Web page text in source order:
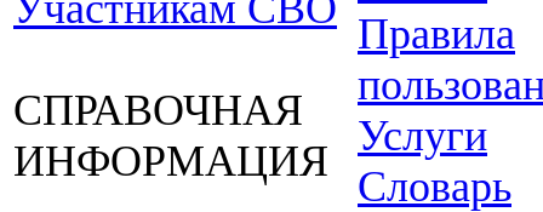
СПРАВОЧНАЯ
ИНФОРМАЦИЯ
Правила
Услуги
Словарь